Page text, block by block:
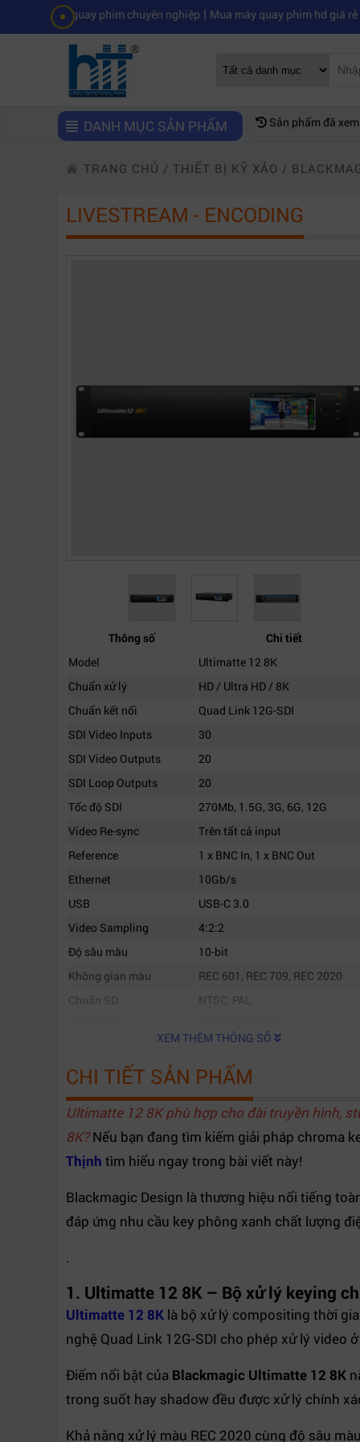
quay phim chuyên nghiệp|Mua máy quay phim hd giá rẻ nên mua
DANH MỤC SẢN PHẨM Sản phẩm đã xem
TRANG CHỦ / THIẾT BỊ KỸ XẢO /
LIVESTREAM - ENCODING
Thông số
Chi tiết
Model
Ultimatte 12 8K
Chuẩn xử lý
HD / Ultra HD / 8K
Chuẩn kết nối
Quad Link 12G-SDI
SDI Video Inputs
30
SDI Video Outputs
20
SDI Loop Outputs
20
Tốc độ SDI
270Mb, 1.5G, 3G, 6G, 12G
Video Re-sync
Trên tất cả input
Reference
1 x BNC In, 1 x BNC Out
Ethernet
10Gb/s
USB
USB-C 3.0
Video Sampling
4:2:2
Độ sâu màu
10-bit
Không gian màu
REC 601, REC 709, REC 2020
Chuẩn SD
NTSC, PAL
Chuẩn 8K
Tối đa 4320p60
Foreground Input
4 x 12G-SDI
Background Input
4 x 12G-SDI
Layer Input
4 x 12G-SDI
Fill Output
4 x 12G-SDI
Program Output
4 x 12G-SDI
Talent Output
4 x 12G-SDI
Định dạng ảnh
TGA, TIFF, BMP, PNG, JPG
Màn hình
LCD màu 5 inch
Điều khiển phần mềm
Ultimatte Software Control
Hệ điều hành hỗ trợ
macOS, Windows
Nguồn điện
100-240V AC
Công suất tiêu thụ
218W
XEM THÊM THÔNG SỐ
CHI TIẾT SẢN PHẨM
Ultimatte 12 8K phù hợp cho đài truyền hình,
8K?Nếu bạn đang tìm kiếm giải pháp chroma
Thịnh tìm hiểu ngay trong bài viết này!
Blackmagic Design là thương hiệu nổi tiếng
đáp ứng nhu cầu key phông xanh chất lượng
.
1. Ultimatte 12 8K – Bộ xử lý keying
Ultimatte 12 8K là bộ xử lý compositing thời
nghệ Quad Link 12G-SDI cho phép xử lý video
Điểm nổi bật của Blackmagic Ultimatte 12 8K
trong suốt hay shadow đều được xử lý chính
Khả năng xử lý màu REC 2020 cùng độ sâu